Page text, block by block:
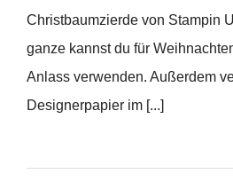
Christbaumzierde von Stampin
ganze kannst du für
Anlass verwenden. Außerdem
Designerpapier im [...]